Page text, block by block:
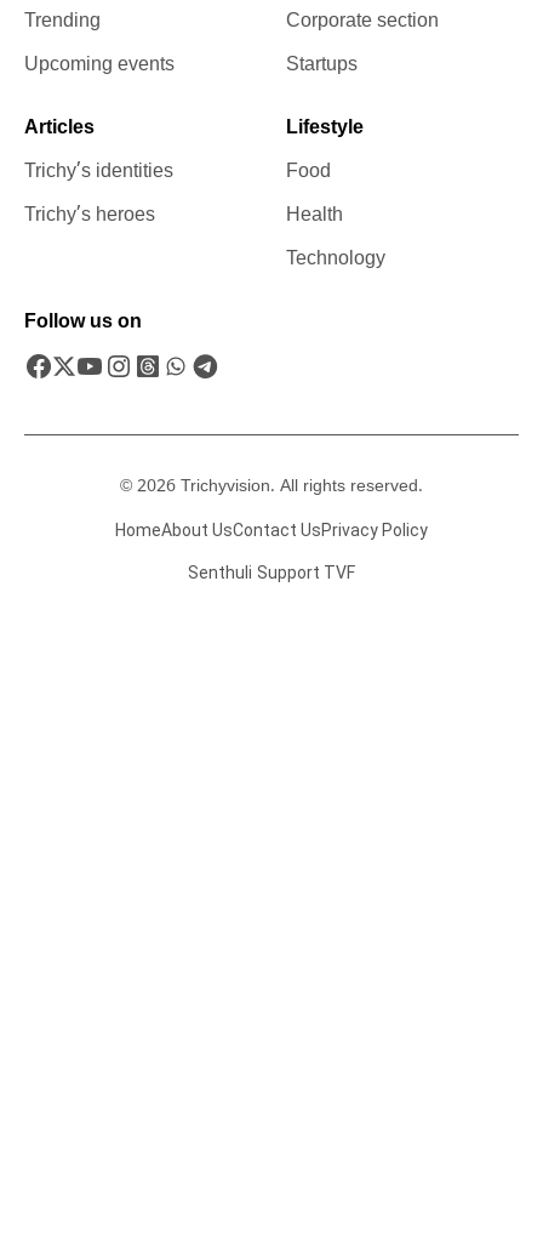
Trending
Upcoming events
Corporate section
Startups
Articles
Trichy’s identities
Trichy’s heroes
Lifestyle
Food
Health
Technology
Follow us on
© 2026 Trichyvision. All rights reserved.
HomeAbout UsContact UsPrivacy Policy
Senthuli Support TVF